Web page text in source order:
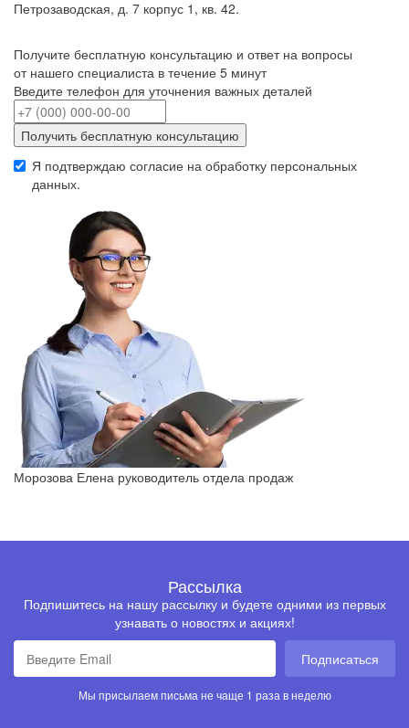
Петрозаводская, д. 7 корпус 1, кв. 42.
Получите бесплатную консультацию и ответ на вопросы
от нашего специалиста в течение 5 минут
Введите телефон для уточнения важных деталей
Получить бесплатную консультацию
Я подтверждаю согласие на обработку персональных
данных.
Морозова Елена руководитель отдела продаж
Рассылка
Подпишитесь на нашу рассылку и будете одними из первых
узнавать о новостях и акциях!
Подписаться
Мы присылаем письма не чаще 1 раза в неделю